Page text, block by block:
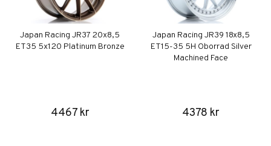
Japan Racing JR37 20x8,5
ET35 5x120 Platinum Bronze
4467 kr
Japan Racing JR39 18x8,5
ET15-35 5H Oborrad Silver
Machined Face
4378 kr